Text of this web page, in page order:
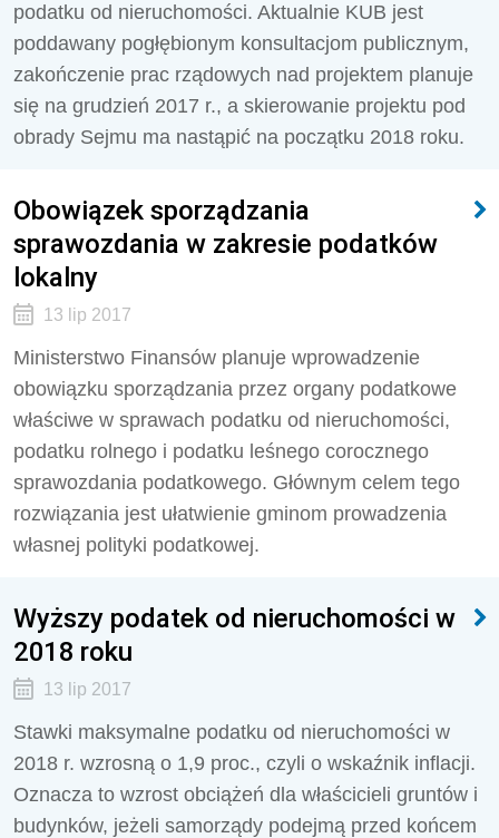
podatku od nieruchomości. Aktualnie KUB jest
poddawany pogłębionym konsultacjom publicznym,
zakończenie prac rządowych nad projektem planuje
się na grudzień 2017 r., a skierowanie projektu pod
obrady Sejmu ma nastąpić na początku 2018 roku.
Obowiązek sporządzania
sprawozdania w zakresie podatków
lokalny
13 lip 2017
Ministerstwo Finansów planuje wprowadzenie
obowiązku sporządzania przez organy podatkowe
właściwe w sprawach podatku od nieruchomości,
podatku rolnego i podatku leśnego corocznego
sprawozdania podatkowego. Głównym celem tego
rozwiązania jest ułatwienie gminom prowadzenia
własnej polityki podatkowej.
Wyższy podatek od nieruchomości w
2018 roku
13 lip 2017
Stawki maksymalne podatku od nieruchomości w
2018 r. wzrosną o 1,9 proc., czyli o wskaźnik inflacji.
Oznacza to wzrost obciążeń dla właścicieli gruntów i
budynków, jeżeli samorządy podejmą przed końcem